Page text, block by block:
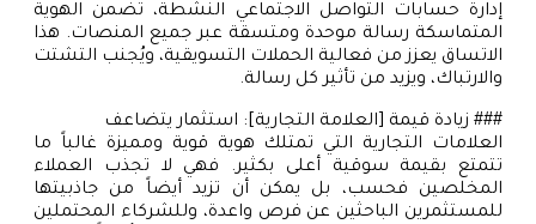
إدارة حسابات التواصل الاجتماعي النشطة، تضمن الهوية
المتماسكة رسالة موحدة ومتسقة عبر جميع المنصات. هذا
الاتساق يعزز من فعالية الحملات التسويقية، ويُجنب التشتت
والارتباك، ويزيد من تأثير كل رسالة.
### زيادة قيمة [العلامة التجارية]: استثمار يتضاعف
العلامات التجارية التي تمتلك هوية قوية ومميزة غالباً ما
تتمتع بقيمة سوقية أعلى بكثير. فهي لا تجذب العملاء
المخلصين فحسب، بل يمكن أن تزيد أيضاً من جاذبيتها
للمستثمرين الباحثين عن فرص واعدة، وللشركاء المحتملين